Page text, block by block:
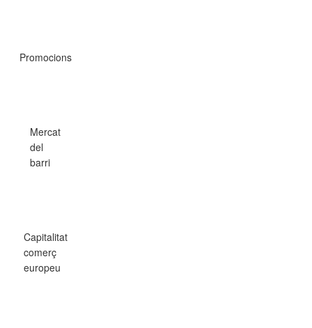
Promocions
Mercat
del
barri
Capitalitat
comerç
europeu